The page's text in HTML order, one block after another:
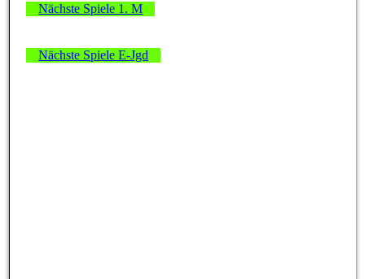
Nächste Spiele 1. M
Nächste Spiele E-Jgd